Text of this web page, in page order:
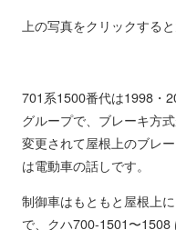
上の写真をクリックする
701系1500番代は1998・
グループで、ブレーキ方
変更されて屋根上のブレ
は電動車の話しです。
制御車はもともと屋根上
で、クハ700-1501〜